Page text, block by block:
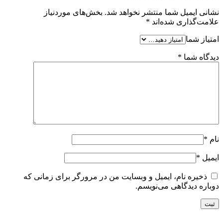
نشانی ایمیل شما منتشر نخواهد شد. بخش‌های موردنیاز
علامت‌گذاری شده‌اند *
امتیاز شما
دیدگاه شما *
نام *
ایمیل *
ذخیره نام، ایمیل و وبسایت من در مرورگر برای زمانی که
دوباره دیدگاهی می‌نویسم.